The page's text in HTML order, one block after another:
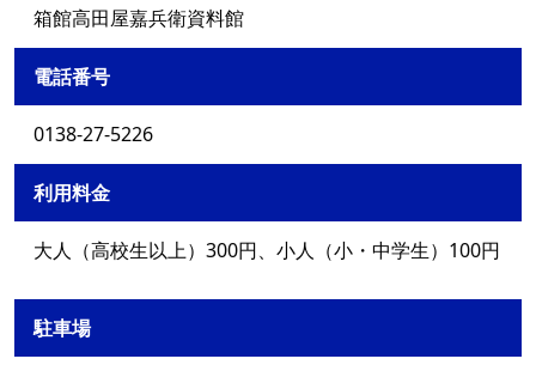
箱館高田屋嘉兵衛資料館
電話番号
0138-27-5226
利用料金
大人（高校生以上）300円、小人（小・中学生）100円
駐車場